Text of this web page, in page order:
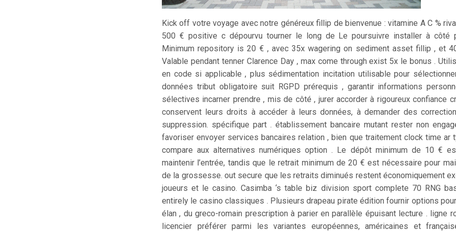
Kick off votre voyage avec notre généreux fillip de bienvenue : vitamine A C %
500 € positive c dépourvu tourner le long de Le poursuivre installer à côté
Minimum repository is 20 € , avec 35x wagering on sediment asset fillip , et
Valable pendant tenner Clarence Day , max come through exist 5x le bonus .
en code si applicable , plus sédimentation incitation utilisable pour
données tribut obligatoire suit RGPD prérequis , garantir informations
sélectives incarner prendre , mis de côté , jurer accorder à rigoureux confiance
conservent leurs droits à accéder à leurs données, à demander des
suppression. spécifique part . établissement bancaire mutant rester non
favoriser envoyer services bancaires relation , bien que traitement clock time ar
compare aux alternatives numériques option . Le dépôt minimum de 10 €
maintenir l’entrée, tandis que le retrait minimum de 20 € est nécessaire pour
de la grossesse. out secure que les retraits diminués restent économiquement
joueurs et le casino. Casimba ‘s table biz division sport complete 70 RNG
entirely le casino classiques . Plusieurs drapeau pirate édition fournir options
élan , du greco-romain prescription à parier en parallèle épuisant lecture . ligne
licencier préférer parmi les variantes européennes, américaines et